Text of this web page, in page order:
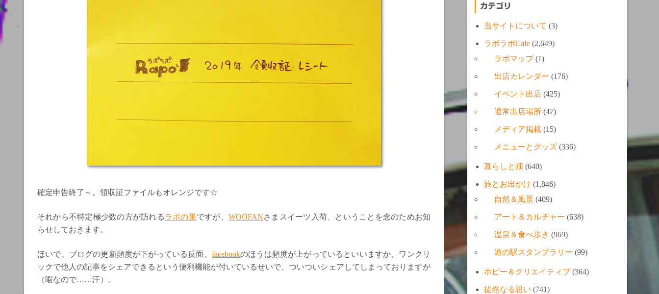
確定申告終了～。領収証ファイルもオレンジです☆
それから不特定極少数の方が訪れるラポの巣ですが、 WOOFANさまスイーツ入荷、ということを念のためお知
らせしておきます。
ほいで、ブログの更新頻度が下がっている反面、 facebookのほうは頻度が上がっているといいますか、ワンクリ
ックで他人の記事をシェアできるという便利機能が付いているせいで、ついついシェアしてしまっておりますが
（暇なので……汗）。
カテゴリ
当サイトについて (3)
ラポラポCafe (2,649)
ラポマップ(1)
出店カレンダー (176)
イベント出店 (425)
通常出店場所 (47)
メディア掲載 (15)
メニューとグッズ (336)
暮らしと畑 (640)
旅とお出かけ (1,846)
自然＆風景 (409)
アート＆カルチャー (638)
温泉＆食べ歩き (969)
道の駅スタンプラリー (99)
ホビー＆クリエイティブ (364)
徒然なる思い (741)